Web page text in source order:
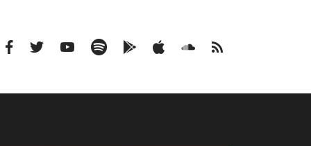
FacebookTwitterYoutube Spotify
Google
PodcastsPodcasts
Soundcloud